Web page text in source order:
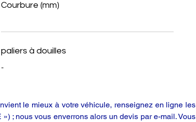
Courbure (mm)
paliers à douilles
-
le mieux à votre véhicule, renseignez en ligne les
; nous vous enverrons alors un devis par e-mail. Vous